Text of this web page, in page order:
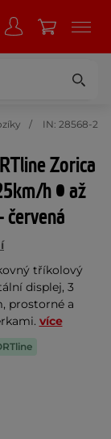
IN: 28568-2
Zorica
h • až
červená
tříkolový
displej, 3
prostorné a
více